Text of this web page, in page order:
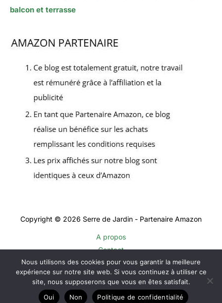
balcon et terrasse
Copyright © 2026 Serre de Jardin - Partenaire Amazon
A propos
Contact
Plan du site
Mentions légales
Politique de confidentialité
Nous utilisons des cookies pour vous garantir la meilleure
expérience sur notre site web. Si vous continuez à utiliser ce
site, nous supposerons que vous en êtes satisfait.
Oui
Non Politique de confidentialité